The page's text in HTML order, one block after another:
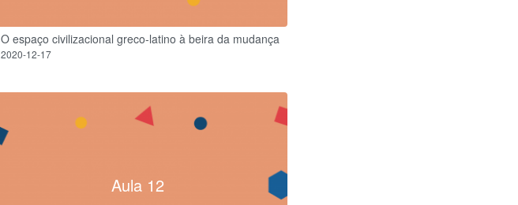
O espaço civilizacional greco-latino à beira da mudança
2020-12-17
Aula 12